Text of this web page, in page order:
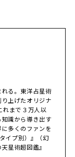
る。東洋占星術
上げたオリジナ
れまで３万人以
識から導き出す
多くのファンを
イプ別）』（幻
星術超図鑑』